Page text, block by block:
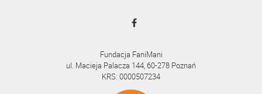
Fundacja FaniMani
ul. Macieja Palacza 144, 60-278 Poznań
KRS: 0000507234